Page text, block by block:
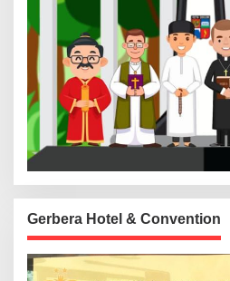
Gerbera Hotel & Convention